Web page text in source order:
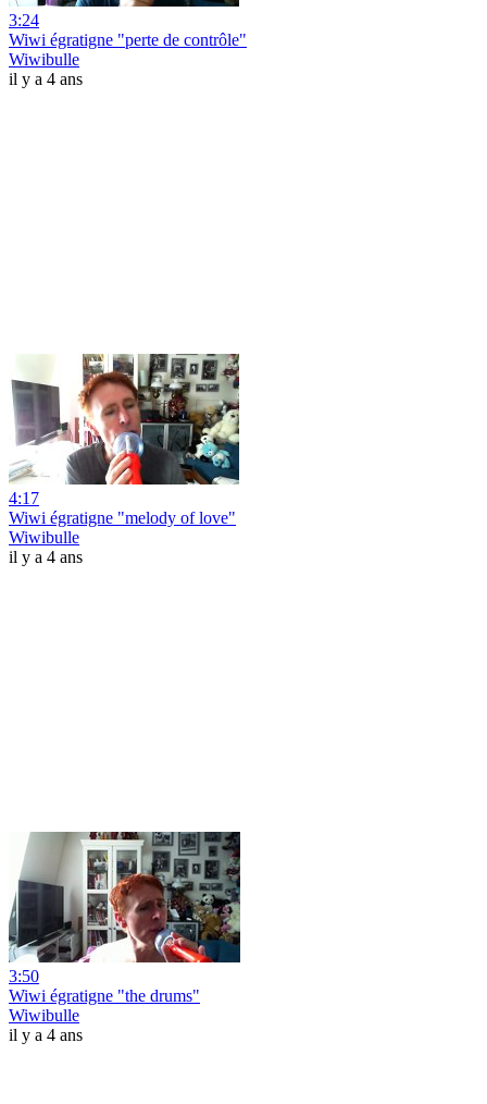
3:24
Wiwi égratigne "perte de contrôle"
Wiwibulle
il y a 4 ans
4:17
Wiwi égratigne "melody of love"
Wiwibulle
il y a 4 ans
3:50
Wiwi égratigne "the drums"
Wiwibulle
il y a 4 ans